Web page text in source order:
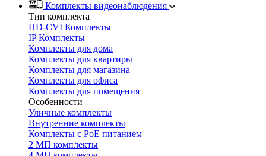
Комплекты видеонаблюдения
Тип комплекта
HD-CVI Комплекты
IP Комплекты
Комплекты для дома
Комплекты для квартиры
Комплекты для магазина
Комплекты для офиса
Комплекты для помещения
Особенности
Уличные комплекты
Внутренние комплекты
Комплекты с PoE питанием
2 МП комплекты